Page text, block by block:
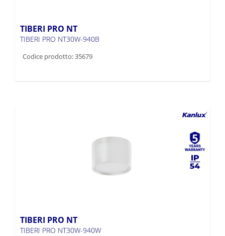
TIBERI PRO NT
TIBERI PRO NT30W-940B
Codice prodotto: 35679
TIBERI PRO NT
TIBERI PRO NT30W-940W